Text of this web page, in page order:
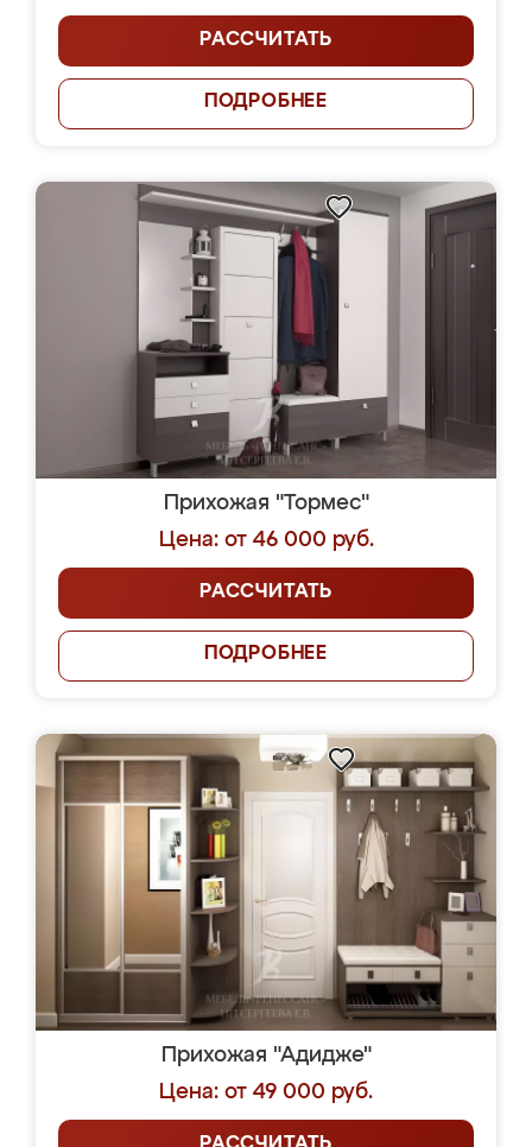
РАССЧИТАТЬ
ПОДРОБНЕЕ
Прихожая "Тормес"
Цена: от 46 000 руб.
РАССЧИТАТЬ
ПОДРОБНЕЕ
Прихожая "Адидже"
Цена: от 49 000 руб.